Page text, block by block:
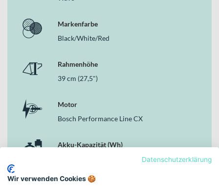
System integriert und sorgen für eine harmonische Unterstützung
im gesamten Einsatzbereich dieses E-Trekkingbikes.
Bosch Performance Line CX Motor für kraftvolle
Unterstützung
Bosch PowerTube 750Wh Akku mit 750 Wh für lange
SR Suntour Mobie25 AIR 100mm Federgabel mit 100 mm
Federweg für hohen Komfort
MAGURA MT Thirty 4/2 Piston 203/180mm Bremsanlage
Continental Race King 55-584 Reifen für sicheren Grip auf
Wave-Rahmenform für bequemes Auf- und Absteigen im
Markenfarbe
Black/White/Red
Rahmenhöhe
39 cm (27,5")
Motor
Bosch Performance Line CX
Akku-Kapazität (Wh)
Datenschutzerklärung
Wir verwenden Cookies 🍪